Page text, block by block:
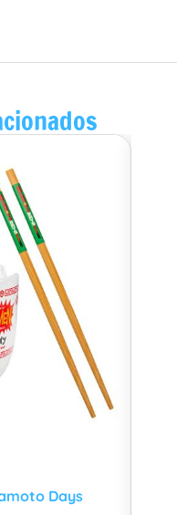
Days